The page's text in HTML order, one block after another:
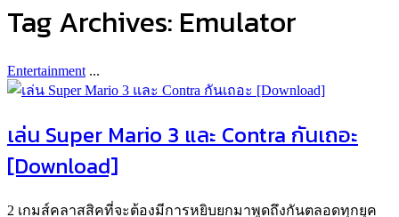
Tag Archives: Emulator
Entertainment ...
เล่น Super Mario 3 และ Contra กันเถอะ
[Download]
2 เกมส์คลาสสิคที่จะต้องมีการหยิบยกมาพูดถึงกันตลอดทุกยุค